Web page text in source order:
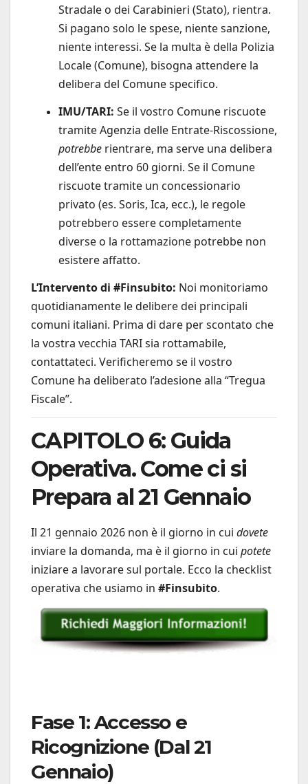
Stradale o dei Carabinieri (Stato), rientra.
Si pagano solo le spese, niente sanzione,
niente interessi. Se la multa è della Polizia
Locale (Comune), bisogna attendere la
delibera del Comune specifico.
IMU/TARI: Se il vostro Comune riscuote
tramite Agenzia delle Entrate-Riscossione,
potrebbe rientrare, ma serve una delibera
dell’ente entro 60 giorni. Se il Comune
riscuote tramite un concessionario
privato (es. Soris, Ica, ecc.), le regole
potrebbero essere completamente
diverse o la rottamazione potrebbe non
esistere affatto.
L’Intervento di #Finsubito: Noi monitoriamo
quotidianamente le delibere dei principali
comuni italiani. Prima di dare per scontato che
la vostra vecchia TARI sia rottamabile,
contattateci. Verificheremo se il vostro
Comune ha deliberato l’adesione alla “Tregua
Fiscale”.
CAPITOLO 6: Guida
Operativa. Come ci si
Prepara al 21 Gennaio
Il 21 gennaio 2026 non è il giorno in cui dovete
inviare la domanda, ma è il giorno in cui potete
iniziare a lavorare sul portale. Ecco la checklist
operativa che usiamo in #Finsubito.
Fase 1: Accesso e
Ricognizione (Dal 21
Gennaio)